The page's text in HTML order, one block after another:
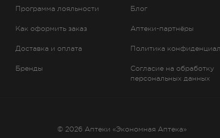
Программа лояльности
Как оформить заказ
Доставка и оплата
Бренды
Блог
Аптеки-партнёры
Политика
Согласие на обработку
персональных данных
© 2026 Аптеки «Экономная Аптека»